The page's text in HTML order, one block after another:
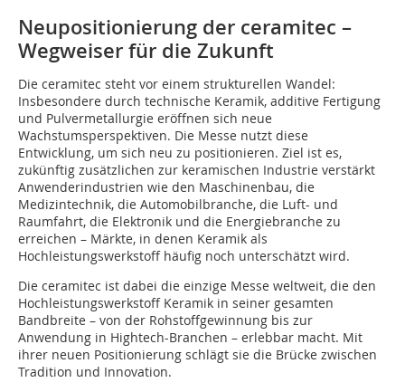
Neupositionierung der ceramitec –
Wegweiser für die Zukunft
Die ceramitec steht vor einem strukturellen Wandel:
Insbesondere durch technische Keramik, additive Fertigung
und Pulvermetallurgie eröffnen sich neue
Wachstumsperspektiven. Die Messe nutzt diese
Entwicklung, um sich neu zu positionieren. Ziel ist es,
zukünftig zusätzlichen zur keramischen Industrie verstärkt
Anwenderindustrien wie den Maschinenbau, die
Medizintechnik, die Automobilbranche, die Luft- und
Raumfahrt, die Elektronik und die Energiebranche zu
erreichen – Märkte, in denen Keramik als
Hochleistungswerkstoff häufig noch unterschätzt wird.
Die ceramitec ist dabei die einzige Messe weltweit, die den
Hochleistungswerkstoff Keramik in seiner gesamten
Bandbreite – von der Rohstoffgewinnung bis zur
Anwendung in Hightech-Branchen – erlebbar macht. Mit
ihrer neuen Positionierung schlägt sie die Brücke zwischen
Tradition und Innovation.